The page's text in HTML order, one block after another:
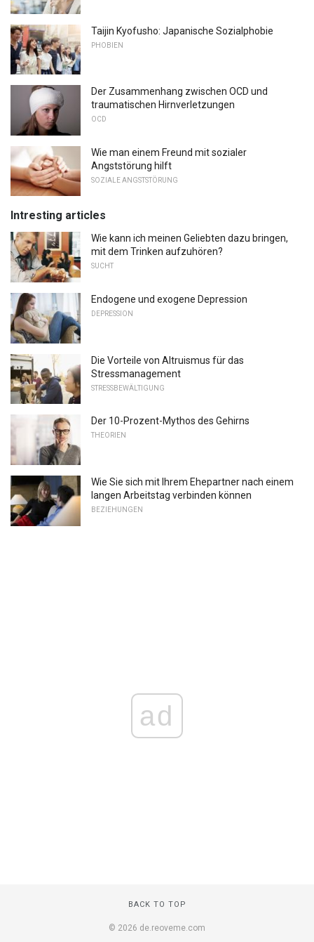
Taijin Kyofusho: Japanische Sozialphobie
PHOBIEN
Der Zusammenhang zwischen OCD und
traumatischen Hirnverletzungen
OCD
Wie man einem Freund mit sozialer
Angststörung hilft
SOZIALE ANGSTSTÖRUNG
Intresting articles
Wie kann ich meinen Geliebten dazu bringen,
mit dem Trinken aufzuhören?
SUCHT
Endogene und exogene Depression
DEPRESSION
Die Vorteile von Altruismus für das
Stressmanagement
STRESSBEWÄLTIGUNG
Der 10-Prozent-Mythos des Gehirns
THEORIEN
Wie Sie sich mit Ihrem Ehepartner nach einem
langen Arbeitstag verbinden können
BEZIEHUNGEN
ad
BACK TO TOP
© 2026 de.reoveme.com